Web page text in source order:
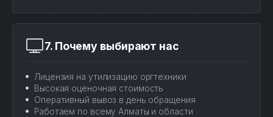
7. Почему выбирают нас
Лицензия на утилизацию оргтехники
Высокая оценочная стоимость
Оперативный вывоз в день обращения
Работаем по всему Алматы и области